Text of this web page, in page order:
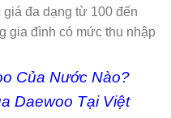
đa dạng từ 100 đến
gia đình có mức thu nhập
Của Nước Nào?
Daewoo Tại Việt